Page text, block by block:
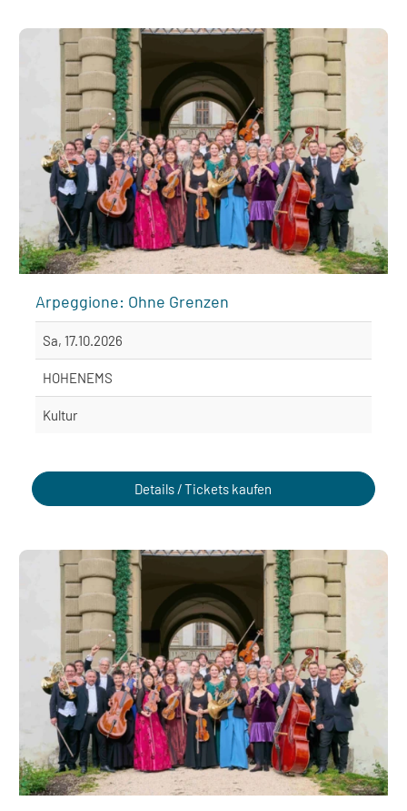
Arpeggione: Ohne Grenzen
Sa, 17.10.2026
HOHENEMS
Kultur
Details / Tickets kaufen